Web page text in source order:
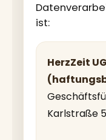
ist:
HerzZeit UG
Karlstraße